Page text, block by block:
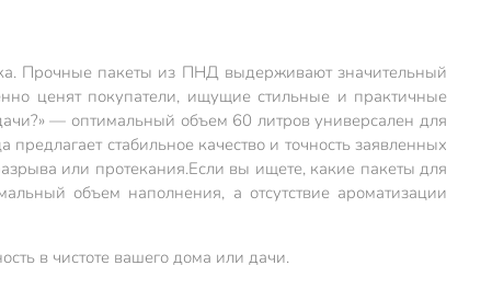
Прочные пакеты из ПНД выдерживают значительный
ценят покупатели, ищущие стильные и практичные
— оптимальный объем 60 литров универсален для
стабильное качество и точность заявленных
или протекания.Если вы ищете, какие пакеты для
объем наполнения, а отсутствие ароматизации
в чистоте вашего дома или дачи.